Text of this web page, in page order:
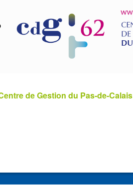
de Gestion du Pas-de-Calais